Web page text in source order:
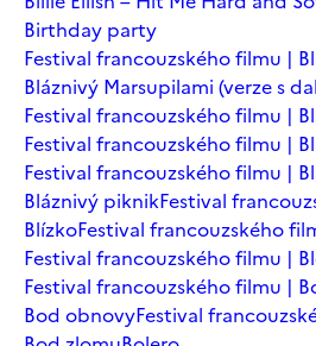
Birthday party
Festival francouzského filmu |
Bláznivý Marsupilami (verze s
Festival francouzského filmu |
Festival francouzského filmu |
Festival francouzského filmu |
Bláznivý piknikFestival
BlízkoFestival francouzského
Festival francouzského filmu |
Festival francouzského filmu |
Bod obnovyFestival